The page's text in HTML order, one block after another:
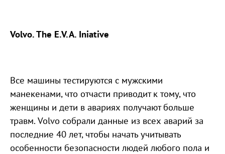
Volvo. The E.V.A. Iniative
Все машины тестируются с мужскими
манекенами, что отчасти приводит к тому, что
женщины и дети в авариях получают больше
травм. Volvo собрали данные из всех аварий за
последние 40 лет, чтобы начать учитывать
особенности безопасности людей любого пола и